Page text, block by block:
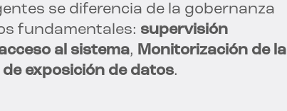
se diferencia de la gobernanza
fundamentales: supervisión
al sistema, Monitorización de la
exposición de datos.